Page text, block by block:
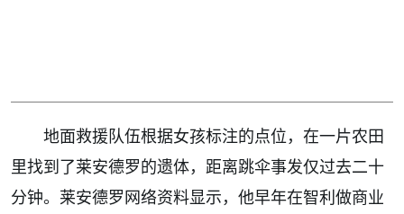
地面救援队伍根据女孩标注的点位，在一片农田
里找到了莱安德罗的遗体，距离跳伞事发仅过去二十
分钟。莱安德罗网络资料显示，他早年在智利做商业